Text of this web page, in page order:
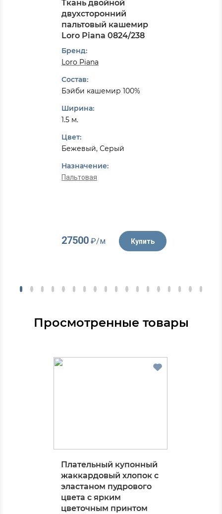
Ткань двойной
двухсторонний
пальтовый кашемир
Loro Piana 0824/238
Бренд:
Loro Piana
Состав:
Бэйби кашемир 100%
Ширина:
1.5 м.
Цвет:
Бежевый, Серый
Назначение:
Пальтовая
27500₽/м Купить
Просмотренные товары
Плательный купонный
жаккардовый хлопок с
эластаном пудрового
цвета с ярким
цветочным принтом